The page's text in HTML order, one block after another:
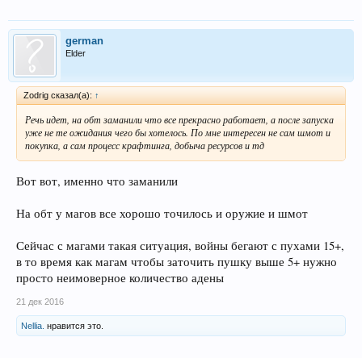
german
Elder
Zodrig сказал(а): ↑
Речь идет, на обт заманили что все прекрасно работает, а после запуска
уже не те ожидания чего бы хотелось. По мне интересен не сам шмот и
покупка, а сам процесс крафтинга, добыча ресурсов и тд
Вот вот, именно что заманили
На обт у магов все хорошо точилось и оружие и шмот
Сейчас с магами такая ситуация, войны бегают с пухами 15+,
в то время как магам чтобы заточить пушку выше 5+ нужно
просто неимоверное количество адены
21 дек 2016
Nellia. нравится это.